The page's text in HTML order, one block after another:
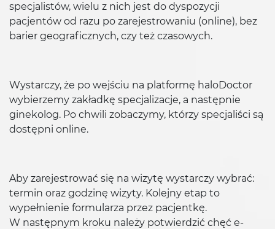
specjalistów, wielu z nich jest do dyspozycji
pacjentów od razu po zarejestrowaniu (online), bez
barier geograficznych, czy też czasowych.
Wystarczy, że po wejściu na platformę haloDoctor
wybierzemy zakładkę specjalizacje, a następnie
ginekolog. Po chwili zobaczymy, którzy specjaliści są
dostępni online.
Aby zarejestrować się na wizytę wystarczy wybrać:
termin oraz godzinę wizyty. Kolejny etap to
wypełnienie formularza przez pacjentkę.
W następnym kroku należy potwierdzić chęć e-